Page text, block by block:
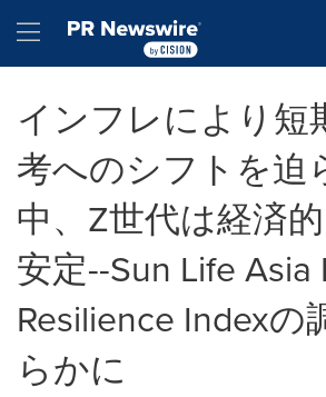
Hamburger menu
インフレにより短
考へのシフトを迫
中、Z世代は経済
安定--Sun Life Asia
Resilience Indexの
らかに